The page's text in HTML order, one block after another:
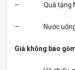
– Quà tặng
– Nước uống
Giá không bao